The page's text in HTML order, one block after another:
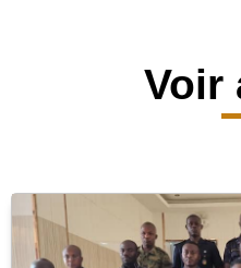
Voir